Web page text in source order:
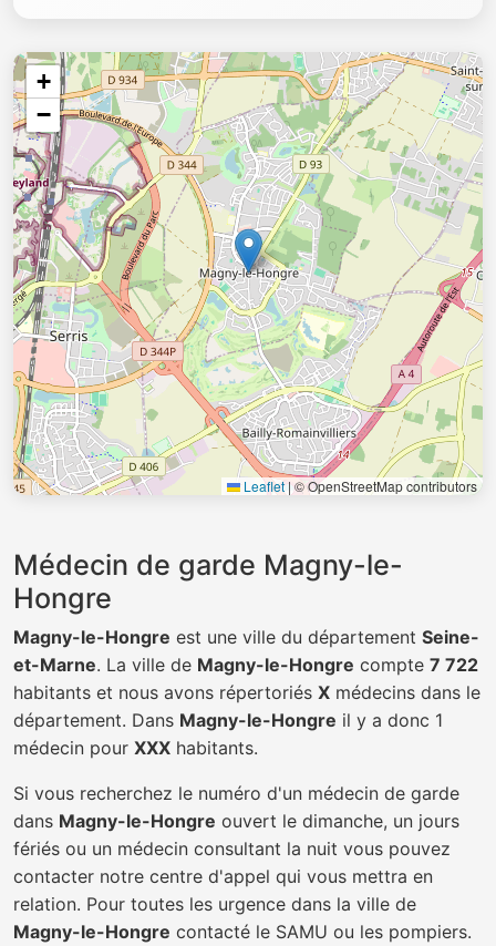
+
−
Leaflet|© OpenStreetMap contributors
Médecin de garde Magny-le-
Hongre
Magny-le-Hongre est une ville du département Seine-
et-Marne. La ville de Magny-le-Hongre compte 7 722
habitants et nous avons répertoriés X médecins dans le
département. Dans Magny-le-Hongre il y a donc 1
médecin pour XXX habitants.
Si vous recherchez le numéro d'un médecin de garde
dans Magny-le-Hongre ouvert le dimanche, un jours
fériés ou un médecin consultant la nuit vous pouvez
contacter notre centre d'appel qui vous mettra en
relation. Pour toutes les urgence dans la ville de
Magny-le-Hongre contacté le SAMU ou les pompiers.